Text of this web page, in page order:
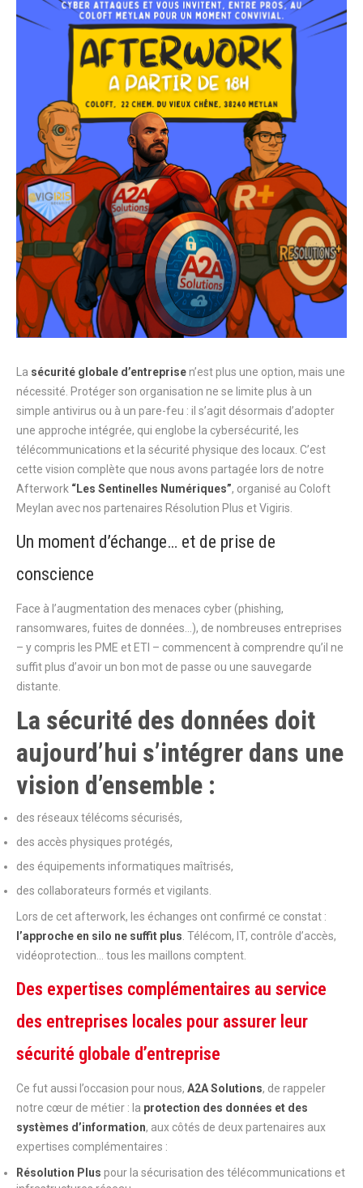
La sécurité globale d’entreprisen’est plus une option, mais une
nécessité. Protéger son organisation ne se limite plus à un
simple antivirus ou à un pare-feu : il s’agit désormais d’adopter
une approche intégrée, qui englobe la cybersécurité, les
télécommunications et la sécurité physique des locaux. C’est
cette vision complète que nous avons partagée lors de notre
Afterwork “Les Sentinelles Numériques”, organisé au Coloft
Meylan avec nos partenaires Résolution Plus et Vigiris.
Un moment d’échange… et de prise de
conscience
Face à l’augmentation des menaces cyber (phishing,
ransomwares, fuites de données…), de nombreuses entreprises
– y compris les PME et ETI – commencent à comprendre qu’il ne
suffit plus d’avoir un bon mot de passe ou une sauvegarde
distante.
La sécurité des données doit
aujourd’hui s’intégrer dans une
vision d’ensemble :
des réseaux télécoms sécurisés,
des accès physiques protégés,
des équipements informatiques maîtrisés,
des collaborateurs formés et vigilants.
Lors de cet afterwork, les échanges ont confirmé ce constat :
l’approche en silo ne suffit plus . Télécom, IT, contrôle d’accès,
vidéoprotection… tous les maillons comptent.
Des expertises complémentaires au service
des entreprises locales pour assurer leur
sécurité globale d’entreprise
Ce fut aussi l’occasion pour nous, A2A Solutions, de rappeler
notre cœur de métier : la protection des données et des
systèmes d’information, aux côtés de deux partenaires aux
expertises complémentaires :
Résolution Plus pour la sécurisation des télécommunications et